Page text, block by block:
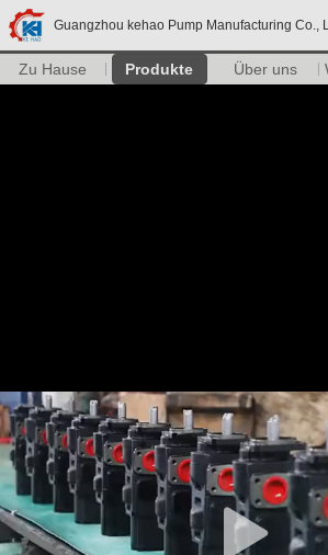
Guangzhou kehao Pump Manufacturing Co.,
Zu Hause Produkte Über uns